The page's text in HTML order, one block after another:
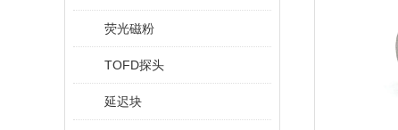
荧光磁粉
TOFD探头
延迟块